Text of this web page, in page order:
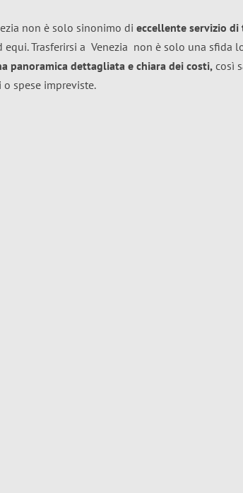
non è solo sinonimo di eccellente servizio di
Trasferirsi a Venezia non è solo una sfida
panoramica dettagliata e chiara dei costi, così
spese impreviste.